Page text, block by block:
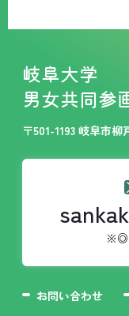
岐阜大学
男女共同参
〒501-1193 岐阜市柳
※◎
お問い合わせ